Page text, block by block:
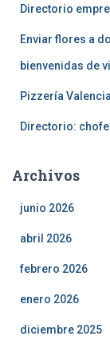
Directorio
Enviar flores a
bienvenidas de
Pizzería
Directorio:
Archivos
junio 2026
abril 2026
febrero 2026
enero 2026
diciembre 2025